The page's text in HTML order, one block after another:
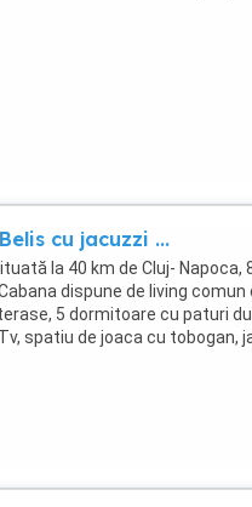
cu jacuzzi ...
la 40 km de Cluj- Napoca,
dispune de living comun
5 dormitoare cu paturi
spatiu de joaca cu tobogan,